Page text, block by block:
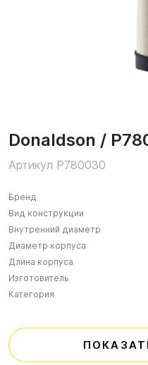
Donaldson /
Артикул P780030
Бренд
Вид конструкции
Внутренний диаметр
Диаметр корпуса
Длина корпуса
Изготовитель
Категория